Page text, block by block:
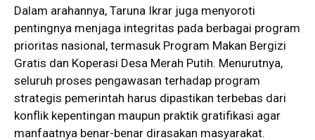
Dalam arahannya, Taruna Ikrar juga menyoroti
pentingnya menjaga integritas pada berbagai program
prioritas nasional, termasuk Program Makan Bergizi
Gratis dan Koperasi Desa Merah Putih. Menurutnya,
seluruh proses pengawasan terhadap program
strategis pemerintah harus dipastikan terbebas dari
konflik kepentingan maupun praktik gratifikasi agar
manfaatnya benar-benar dirasakan masyarakat.